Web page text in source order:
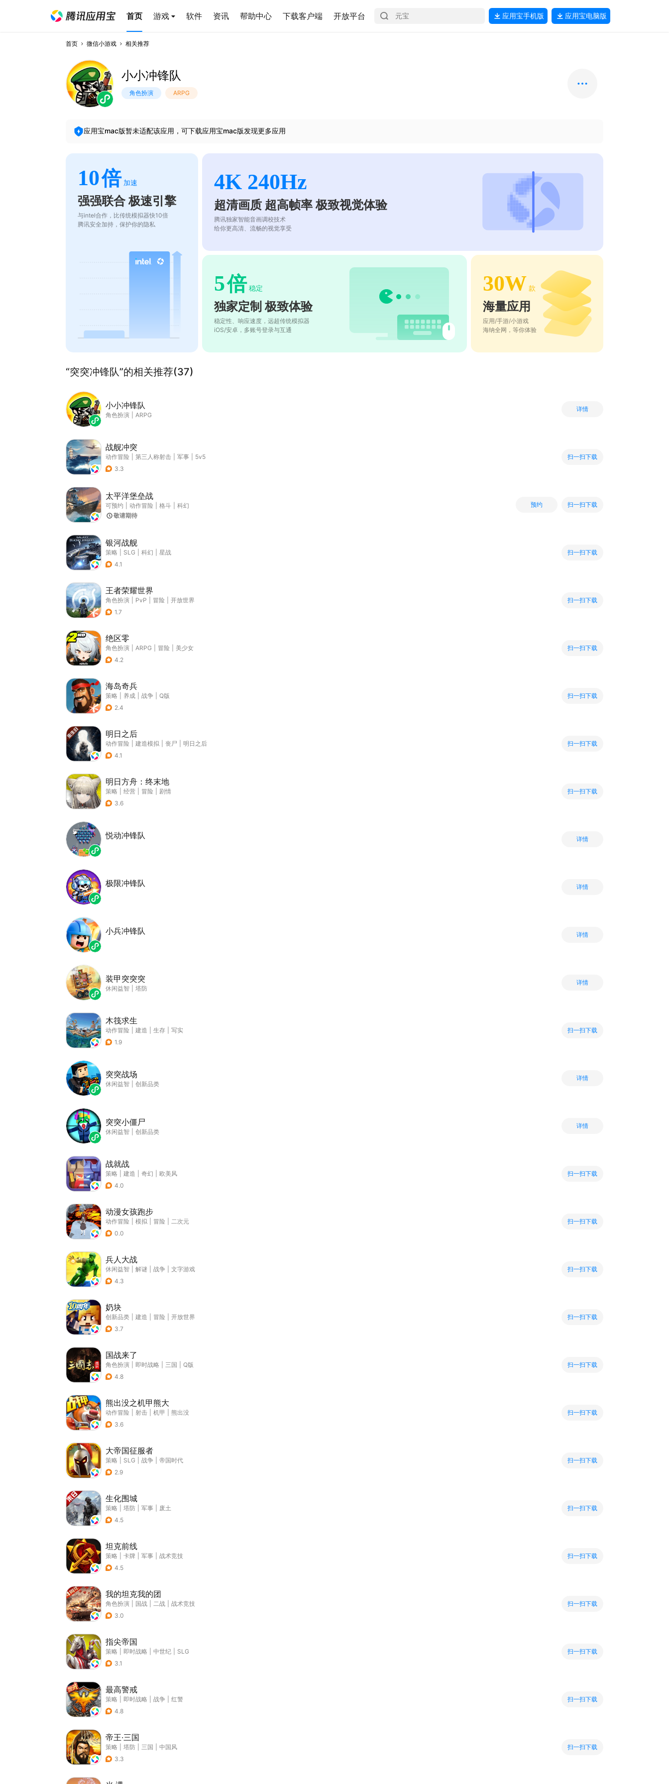
首页 游戏 软件 资讯 帮助中心 下载客户端 开放平台 应用宝手机版 应用宝电脑版
首页 微信小游戏 相关推荐
小小冲锋队
角色扮演 ARPG
应用宝mac版暂未适配该应用，可下载应用宝mac版发现更多应用
10倍 加速
强强联合 极速引擎
与intel合作，比传统模拟器快10倍
腾讯安全加持，保护你的隐私
4K 240Hz
超清画质 超高帧率 极致视觉体验
腾讯独家智能音画调校技术
给你更高清、流畅的视觉享受
5倍 稳定
独家定制 极致体验
稳定性、响应速度，远超传统模拟器
iOS/安卓，多账号登录与互通
30W 款
海量应用
应用/手游/小游戏
海纳全网，等你体验
“突突冲锋队”的相关推荐(37)
小小冲锋队
角色扮演 ARPG
详情
战舰冲突
动作冒险 第三人称射击 军事
5v5
3.3
扫一扫下载
太平洋堡垒战
可预约 动作冒险 格斗
科幻
敬请期待
预约 扫一扫下载
银河战舰
策略 SLG 科幻
星战
4.1
扫一扫下载
王者荣耀世界
角色扮演 PvP 冒险
开放世界
1.7
扫一扫下载
绝区零
角色扮演 ARPG 冒险
美少女
4.2
扫一扫下载
海岛奇兵
策略 养成 战争
Q版
2.4
扫一扫下载
明日之后
动作冒险 建造模拟 丧尸
明日之后
4.1
扫一扫下载
明日方舟：终末地
策略 经营 冒险
剧情
3.6
扫一扫下载
悦动冲锋队 详情
极限冲锋队 详情
小兵冲锋队 详情
装甲突突突
休闲益智 塔防
详情
木筏求生
动作冒险 建造 生存
写实
1.9
扫一扫下载
突突战场
休闲益智 创新品类
详情
突突小僵尸
休闲益智 创新品类
详情
战就战
策略 建造 奇幻
欧美风
4.0
扫一扫下载
动漫女孩跑步
动作冒险 模拟 冒险
二次元
0.0
扫一扫下载
兵人大战
休闲益智 解谜 战争
文字游戏
4.3
扫一扫下载
奶块
创新品类 建造 冒险
开放世界
3.7
扫一扫下载
国战来了
角色扮演 即时战略 三国
Q版
4.8
扫一扫下载
熊出没之机甲熊大
动作冒险 射击 机甲
熊出没
3.6
扫一扫下载
大帝国征服者
策略 SLG 战争
帝国时代
2.9
扫一扫下载
生化围城
策略 塔防 军事
废土
4.5
扫一扫下载
坦克前线
策略 卡牌 军事
战术竞技
4.5
扫一扫下载
我的坦克我的团
角色扮演 国战 二战
战术竞技
3.0
扫一扫下载
指尖帝国
策略 即时战略 中世纪
SLG
3.1
扫一扫下载
最高警戒
策略 即时战略 战争
红警
4.8
扫一扫下载
帝王·三国
策略 塔防 三国
中国风
3.3
扫一扫下载